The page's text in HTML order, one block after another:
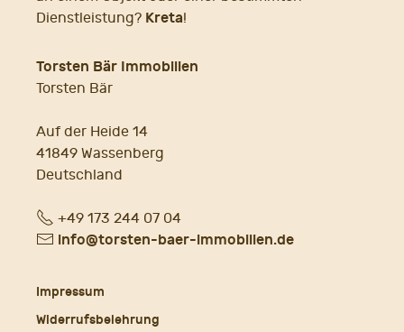
Dienstleistung? Kreta!
Torsten Bär Immobilien
Torsten Bär
Auf der Heide 14
41849 Wassenberg
Deutschland
Fon+49 173 244 07 04
E- info@torsten-baer-immobilien.de
Impressum
Widerrufsbelehrung